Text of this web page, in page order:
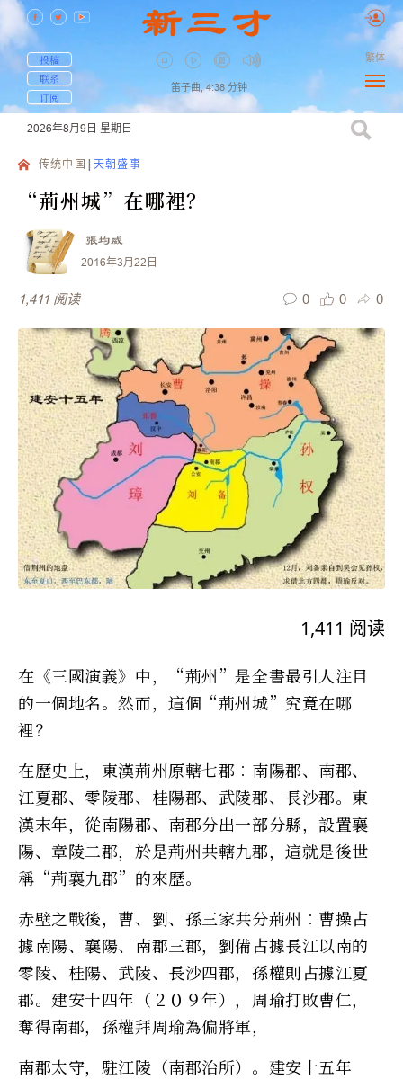
投稿
联系
订阅
笛子曲, 4:38 分钟
繁体
2026年8月9日 星期日
传统中国 天朝盛事
“荊州城”在哪裡？
張均威
2016年3月22日
1,411 阅读 0 0 0
1,411 阅读
在《三國演義》中，“荊州”是全書最引人注目
的一個地名。然而，這個“荊州城”究竟在哪
裡？
在歷史上，東漢荊州原轄七郡︰南陽郡、南郡、
江夏郡、零陵郡、桂陽郡、武陵郡、長沙郡。東
漢末年，從南陽郡、南郡分出一部分縣，設置襄
陽、章陵二郡，於是荊州共轄九郡，這就是後世
稱“荊襄九郡”的來歷。
赤壁之戰後，曹、劉、孫三家共分荊州︰曹操占
據南陽、襄陽、南郡三郡，劉備占據長江以南的
零陵、桂陽、武陵、長沙四郡，孫權則占據江夏
郡。建安十四年（２０９年），周瑜打敗曹仁，
奪得南郡，孫權拜周瑜為偏將軍，
南郡太守，駐江陵（南郡治所）。建安十五年